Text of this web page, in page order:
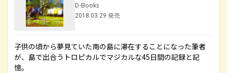
D-Books
2018.03.29 発売
子供の頃から夢見ていた南の島に滞在することになった筆者
が、島で出合うトロピカルでマジカルな45日間の記録と記
憶。